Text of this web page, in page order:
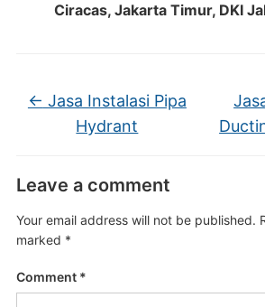
Ciracas, Jakarta Timur, DKI
← Jasa Instalasi Pipa
Hydrant
Leave a comment
Your email address will not be published.
marked *
Comment *